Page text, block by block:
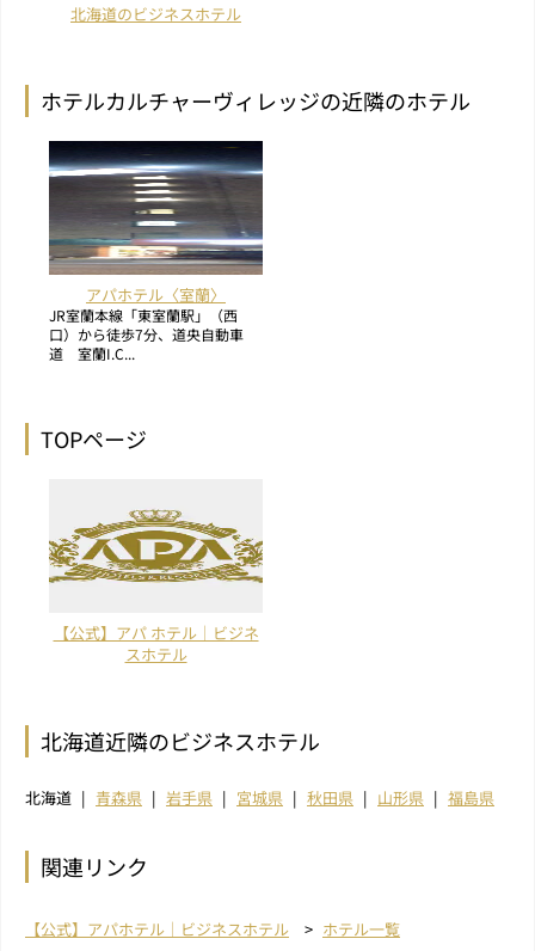
北海道のビジネスホテル
ホテルカルチャーヴィレッジの近隣のホテル
アパホテル〈室蘭〉
JR室蘭本線「東室蘭駅」（西
口）から徒歩7分、道央自動車
道 室蘭I.C...
TOPページ
【公式】アパ ホテル｜ビジネ
スホテル
北海道近隣のビジネスホテル
北海道 青森県 岩手県 宮城県 秋田県 山形県 福島県
関連リンク
【公式】アパホテル｜ビジネスホテル ホテル一覧